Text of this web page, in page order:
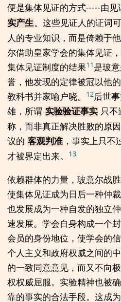
便是集体见证的方式-----由
实产生。这些见证人的证词
人的专业知识，而是倚赖于
尔借助皇家学会的集体见证，
集体见证制度的结果11是玻
誉，他发现的定律被冠以他
教科书并家喻户晓。
12后世
雄，所谓 实验验证事实 只
称，而非真正解决胜败的原
议的 客观判准 ，事实上只
才被界定出来。
13
依赖群体的力量，玻意尔战
使集体见证成为日后一种仲
也发展成为一种自发的独立
速发展。学会自身构成一个
会员的身份地位，使学会的
个人主义和政府权威之间的
的一致同意意见，而又不向
权权威屈服。实验精神也被
靠的事实的合法手段。这成